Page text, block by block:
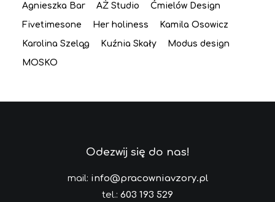
Agnieszka Bar AŻ Studio Ćmielów Design
Fivetimesone Her holiness Kamila Osowicz
Karolina Szeląg Kuźnia Skały Modus design
MOSKO
Odezwij się do nas!
mail: info@pracowniavzory.pl
tel.: 603 193 529